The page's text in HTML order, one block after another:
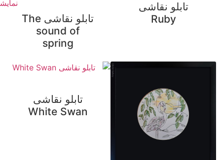
تابلو نقاشی
Ruby
تابلو نقاشی The
sound of
spring
تابلو نقاشی
White Swan